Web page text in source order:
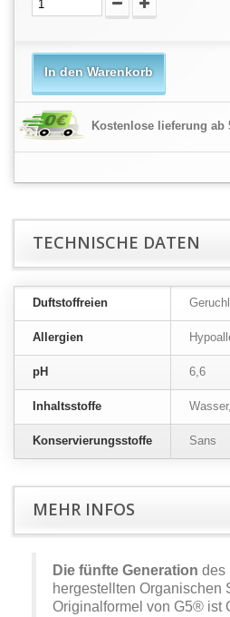
In den Warenkorb
Kostenlose lieferung ab
TECHNISCHE DATEN
Duftstoffreien
Allergien
pH 6,6
Inhaltsstoffe
Konservierungsstoffe Sans
MEHR INFOS
Die fünfte Generation des
hergestellten Organischen
Originalformel von G5® ist